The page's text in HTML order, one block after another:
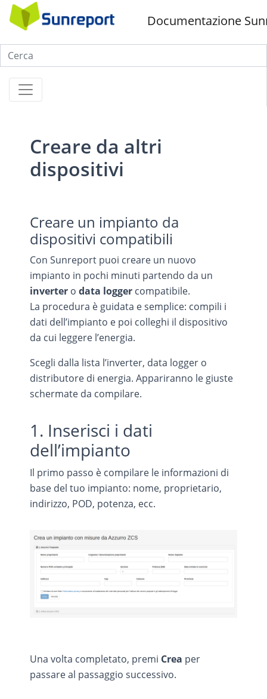
Documentazione
Creare da altri
dispositivi
Creare un impianto da
dispositivi compatibili
Con Sunreport puoi creare un nuovo
impianto in pochi minuti partendo da un
inverter o data logger compatibile.
La procedura è guidata e semplice: compili i
dati dell’impianto e poi colleghi il dispositivo
da cui leggere l’energia.
Scegli dalla lista l’inverter, data logger o
distributore di energia. Appariranno le giuste
schermate da compilare.
1. Inserisci i dati
dell’impianto
Il primo passo è compilare le informazioni di
base del tuo impianto: nome, proprietario,
indirizzo, POD, potenza, ecc.
Una volta completato, premi Crea per
passare al passaggio successivo.